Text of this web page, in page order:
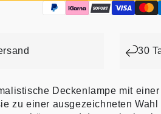
30
Deckenlampe mit
zu einer ausgezeichneten